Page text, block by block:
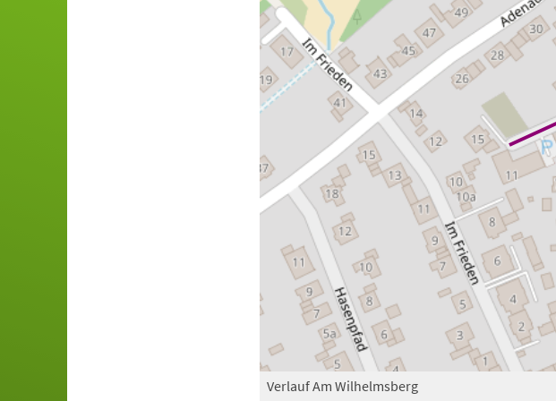
Verlauf Am Wilhelmsberg